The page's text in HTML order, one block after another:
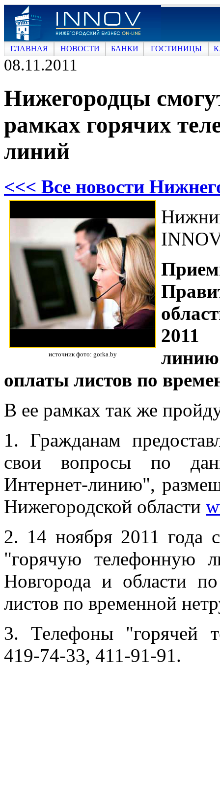
ГЛАВНАЯ НОВОСТИ БАНКИ ГОСТИНИЦЫ
08.11.2011
Нижегородцы
рамках горячих
линий
<<< Все новости
источник фото: gorka.by
2011
оплаты листов по
В ее рамках так же
1. Гражданам
свои вопросы по
Интернет-линию",
Нижегородской области
2. 14 ноября 2011 года
"горячую телефонную
Новгорода и области
листов по временной
3. Телефоны "горячей
419-74-33, 411-91-91.